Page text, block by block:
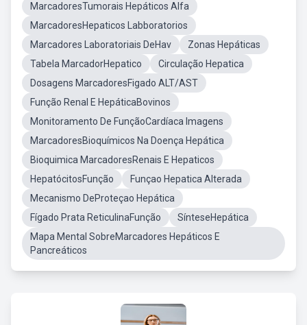
MarcadoresTumorais Hepáticos Alfa
MarcadoresHepaticos Labboratorios
Marcadores Laboratoriais DeHav
Zonas Hepáticas
Tabela MarcadorHepatico
Circulação Hepatica
Dosagens MarcadoresFigado ALT/AST
Função Renal E HepáticaBovinos
Monitoramento De FunçãoCardíaca Imagens
MarcadoresBioquímicos Na Doença Hepática
Bioquimica MarcadoresRenais E Hepaticos
HepatócitosFunção
Funçao Hepatica Alterada
Mecanismo DeProteçao Hepática
Fígado Prata ReticulinaFunção
SínteseHepática
Mapa Mental SobreMarcadores Hepáticos E
Pancreáticos